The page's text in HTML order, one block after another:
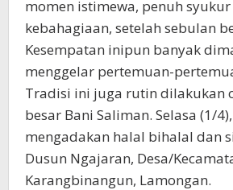
momen istimewa, penuh
kebahagiaan, setelah sebulan
Kesempatan inipun banyak
menggelar pertemuan-
Tradisi ini juga rutin dilakukan
besar Bani Saliman. Selasa (1/
mengadakan halal bihalal dan
Dusun Ngajaran, Desa/
Karangbinangun, Lamongan.